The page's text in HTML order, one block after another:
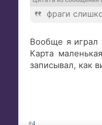
фраги
Вообще я играл
Карта
записывал, как
#4